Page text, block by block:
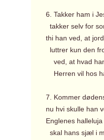
6. Takker ham i
takker selv for
thi han ved, at
luttrer kun den
ved, at hvad
Herren vil hos
7. Kommer
nu hvi skulle han
Englenes halleluja
skal hans sjæl i